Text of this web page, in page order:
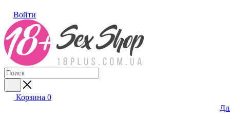
Войти
Корзина 0